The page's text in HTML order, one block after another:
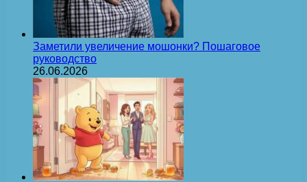
Заметили увеличение мошонки? Пошаговое
руководство
26.06.2026